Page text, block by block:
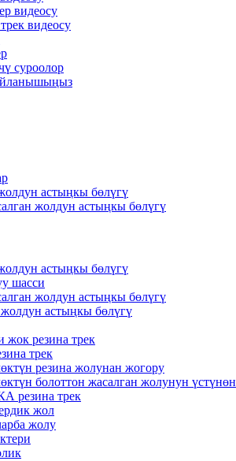
видеосу
видеосу
суроолор
астыңкы бөлүгү
жолдун астыңкы бөлүгү
астыңкы бөлүгү
шасси
жолдун астыңкы бөлүгү
астыңкы бөлүгү
жок резина трек
трек
резина жолунан жогору
болоттон жасалган жолунун үстүнөн
резина трек
жол
жолу